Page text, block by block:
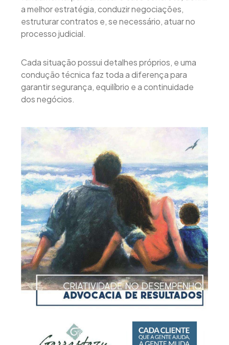
a melhor estratégia, conduzir negociações,
estruturar contratos e, se necessário, atuar no
processo judicial.
Cada situação possui detalhes próprios, e uma
condução técnica faz toda a diferença para
garantir segurança, equilíbrio e a continuidade
dos negócios.